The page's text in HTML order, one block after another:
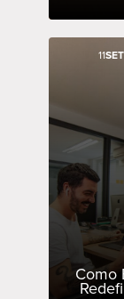
11SET
Como
11SET